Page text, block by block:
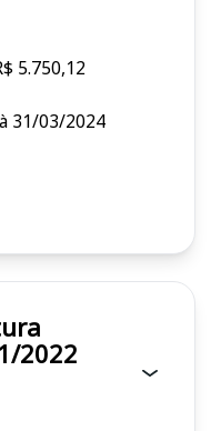
5.750,12
31/03/2024
2022